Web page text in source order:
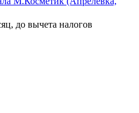
до вычета налогов